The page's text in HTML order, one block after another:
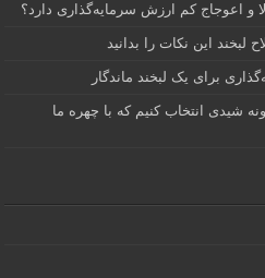
و اعوجاج کم ارزش سرمایه‌گذاری دارد؟
لبخند این نکات را بدانید
برای یک لبخند ماندگار
شیدی انتخاب کنیم که با چهره ما